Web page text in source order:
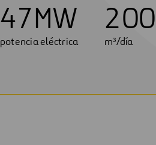
47MW
potencia eléctrica
200
m³/día